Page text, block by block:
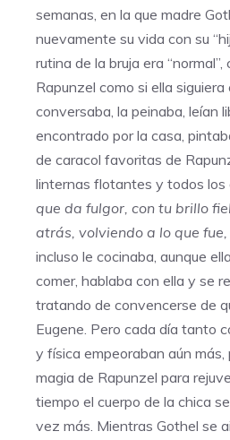
semanas, en la que madre
nuevamente su vida con su
rutina de la bruja era
Rapunzel como si ella siguiera
conversaba, la peinaba, leían
encontrado por la casa,
de caracol favoritas de
linternas flotantes y todos
que da fulgor, con tu brillo
atrás, volviendo a lo que
incluso le cocinaba, aunque
comer, hablaba con ella y se
tratando de convencerse de
Eugene. Pero cada día tanto
y física empeoraban aún
magia de Rapunzel para
tiempo el cuerpo de la chica
vez más. Mientras Gothel se